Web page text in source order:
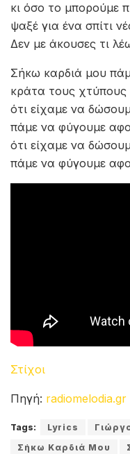
κι όσο το μπορούμε
ψαξέ για ένα σπίτι
Δεν με άκουσες τι
Σήκω καρδιά μου
κράτα τους χτύπους
ότι είχαμε να
πάμε να φύγουμε
ότι είχαμε να
πάμε να φύγουμε
Στίχοι
Πηγή: radiomelodia.gr
Tags: Lyrics
Σήκω Καρδιά Μου